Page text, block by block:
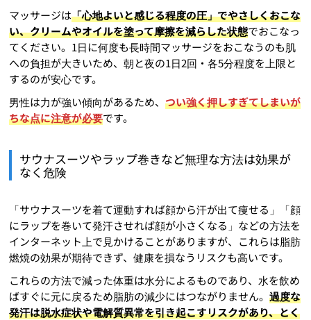
マッサージは「心地よいと感じる程度の圧」でやさしくおこな
い、クリームやオイルを塗って摩擦を減らした状態でおこなっ
てください。1日に何度も長時間マッサージをおこなうのも肌
への負担が大きいため、朝と夜の1日2回・各5分程度を上限と
するのが安心です。
男性は力が強い傾向があるため、つい強く押しすぎてしまいが
ちな点に注意が必要です。
サウナスーツやラップ巻きなど無理な方法は効果が
なく危険
「サウナスーツを着て運動すれば顔から汗が出て痩せる」「顔
にラップを巻いて発汗させれば顔が小さくなる」などの方法を
インターネット上で見かけることがありますが、これらは脂肪
燃焼の効果が期待できず、健康を損なうリスクも高いです。
これらの方法で減った体重は水分によるものであり、水を飲め
ばすぐに元に戻るため脂肪の減少にはつながりません。過度な
発汗は脱水症状や電解質異常を引き起こすリスクがあり、とく